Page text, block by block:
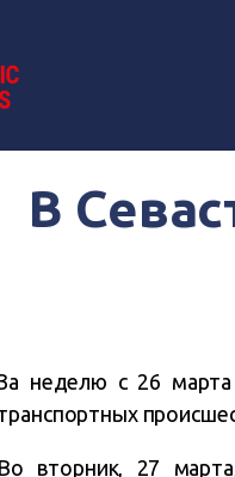
В
неделю с 26 марта
Во вторник, 27